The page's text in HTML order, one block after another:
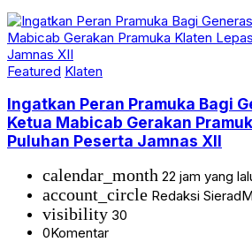
Featured Klaten
Ingatkan Peran Pramuka Bagi
Ketua Mabicab Gerakan
Puluhan Peserta Jamnas XII
calendar_month 22 jam yang
account_circle Redaksi
visibility 30
0Komentar